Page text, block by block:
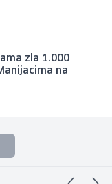
zla 1.000
na